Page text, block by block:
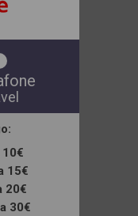
10€
15€
20€
30€